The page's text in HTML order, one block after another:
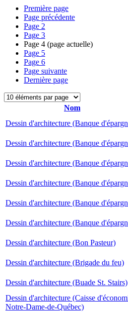
Première page
Page précédente
Page 2
Page 3
Page 4 (page actuelle)
Page 5
Page 6
Page suivante
Dernière page
Nom
Dessin d'architecture (Banque
Dessin d'architecture (Banque
Dessin d'architecture (Banque
Dessin d'architecture (Banque
Dessin d'architecture (Banque
Dessin d'architecture (Banque
Dessin d'architecture (Bon Pasteur)
Dessin d'architecture (Brigade du feu)
Dessin d'architecture (Buade St. Stairs)
Dessin d'architecture (Caisse
Notre-Dame-de-Québec)